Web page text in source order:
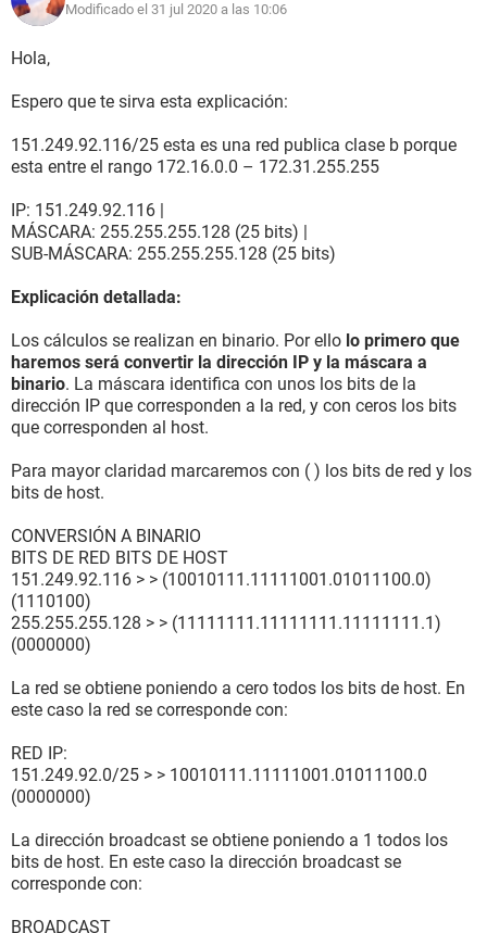
Modificado el 31 jul 2020 a las 10:06
Hola,
Espero que te sirva esta explicación:
151.249.92.116/25 esta es una red publica clase b porque
esta entre el rango 172.16.0.0 – 172.31.255.255
IP: 151.249.92.116 |
MÁSCARA: 255.255.255.128 (25 bits) |
SUB-MÁSCARA: 255.255.255.128 (25 bits)
Explicación detallada:
Los cálculos se realizan en binario. Por ello lo primero que
haremos será convertir la dirección IP y la máscara a
binario. La máscara identifica con unos los bits de la
dirección IP que corresponden a la red, y con ceros los bits
que corresponden al host.
Para mayor claridad marcaremos con ( ) los bits de red y los
bits de host.
CONVERSIÓN A BINARIO
BITS DE RED BITS DE HOST
151.249.92.116 > > (10010111.11111001.01011100.0)
(1110100)
255.255.255.128 > > (11111111.11111111.11111111.1)
(0000000)
La red se obtiene poniendo a cero todos los bits de host. En
este caso la red se corresponde con:
RED IP:
151.249.92.0/25 > > 10010111.11111001.01011100.0
(0000000)
La dirección broadcast se obtiene poniendo a 1 todos los
bits de host. En este caso la dirección broadcast se
corresponde con:
BROADCAST